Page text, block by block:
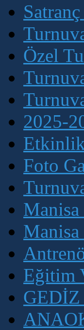
Özel
2025-
Foto
Manisa
Manisa
Eğitim